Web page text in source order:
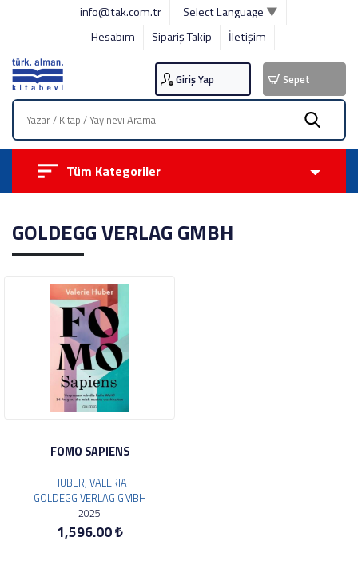
info@tak.com.tr Select Language ▼
Hesabım
Sipariş Takip İletişim
Giriş Yap Sepet
Tüm Kategoriler
GOLDEGG VERLAG GMBH
FOMO SAPIENS
HUBER, VALERIA
GOLDEGG VERLAG GMBH
2025
1,596.00 ₺